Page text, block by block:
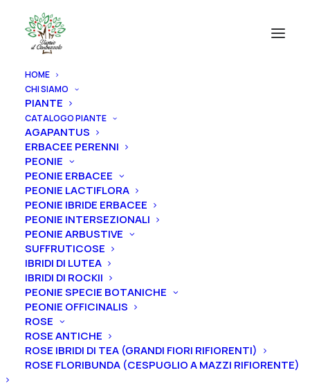
HOME
CHI SIAMO
PIANTE
CATALOGO PIANTE
AGAPANTUS
ERBACEE PERENNI
PEONIE
PEONIE ERBACEE
PEONIE LACTIFLORA
PEONIE IBRIDE ERBACEE
PEONIE INTERSEZIONALI
PEONIE ARBUSTIVE
SUFFRUTICOSE
IBRIDI DI LUTEA
IBRIDI DI ROCKII
PEONIE SPECIE BOTANICHE
PEONIE OFFICINALIS
ROSE
ROSE ANTICHE
ROSE IBRIDI DI TEA (GRANDI FIORI RIFIORENTI)
ROSE FLORIBUNDA (CESPUGLIO A MAZZI RIFIORENTE)
CATEGORIE PRODOTTI
AGAPANTUS
ERBACEE PERENNI
PEONIE
ROSE
IRIS
RIZOMI IRIS DISPONIBILI
ALBERI
FRUTTI
ULIVI
VITI